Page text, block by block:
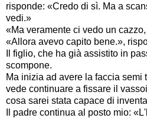
risponde: «Credo di sì. Ma a
vedi.»
«Ma veramente ci vedo un
«Allora avevo capito bene.»,
Il figlio, che ha già assistito in
scompone.
Ma inizia ad avere la faccia semi
vede continuare a fissare il
cosa sarei stata capace di
Il padre continua al posto mio: